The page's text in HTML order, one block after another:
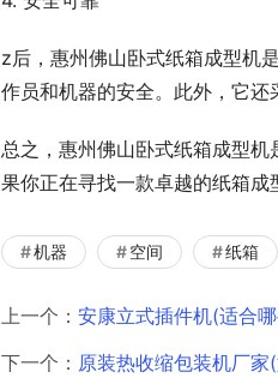
z后，惠州佛山卧式纸箱成型机
作员和机器的安全。此外，它还
总之，惠州佛山卧式纸箱成型
果你正在寻找一款卓越的纸箱成
机器 空间 纸箱
上一个： 安康立式插件机(适合
下一个： 原装热收缩包装机厂